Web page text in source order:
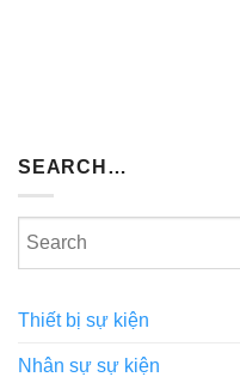
SEARCH…
Thiết bị sự kiện
Nhân sự sự kiện